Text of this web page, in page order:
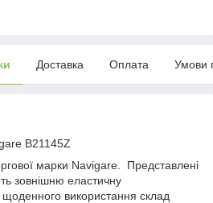
Доставка Оплата Умови
B21145Z
марки Navigare. Представлені
зовнішню еластичну
щоденного використання склад